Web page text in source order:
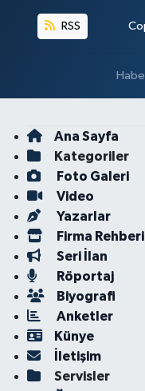
RSS
Ana Sayfa
Kategoriler
Foto Galeri
Video
Yazarlar
Firma Rehberi
Seri İlan
Röportaj
Biyografi
Anketler
Künye
İletişim
Servisler